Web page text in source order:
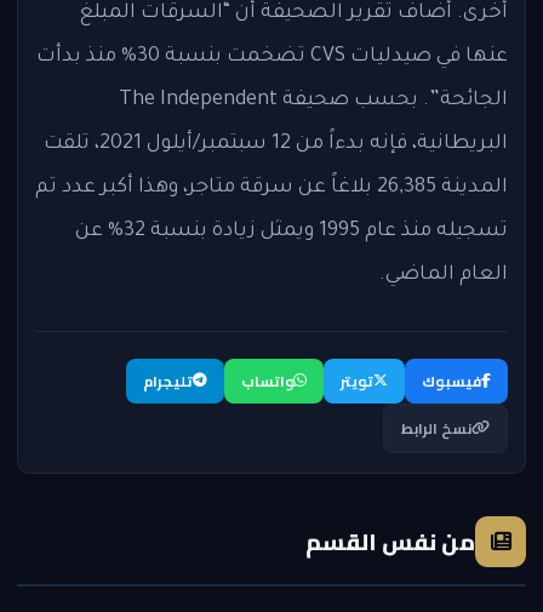
أخرى. أضاف تقرير الصحيفة أن “السرقات المبلغ
عنها في صيدليات CVS تضخمت بنسبة 30% منذ بدأت
الجائحة”. بحسب صحيفة The Independent
البريطانية، فإنه بدءاً من 12 سبتمبر/أيلول 2021، تلقت
المدينة 26,385 بلاغاً عن سرقة متاجر، وهذا أكبر عدد تم
تسجيله منذ عام 1995 ويمثل زيادة بنسبة 32% عن
العام الماضي.
فيسبوك تويتر واتساب
تليجرام
نسخ الرابط
من نفس القسم